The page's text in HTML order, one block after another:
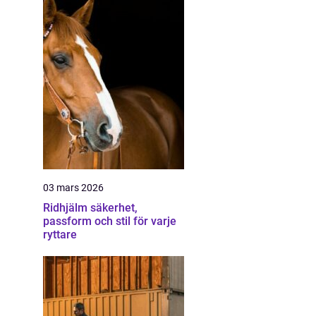
03 mars 2026
Ridhjälm säkerhet,
passform och stil för varje
ryttare